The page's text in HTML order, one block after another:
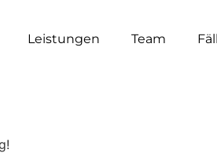
Leistungen Team